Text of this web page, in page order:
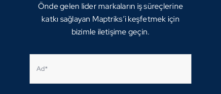
Önde gelen lider markaların iş süreçlerine
katkı sağlayan Maptriks’i keşfetmek için
bizimle iletişime geçin.